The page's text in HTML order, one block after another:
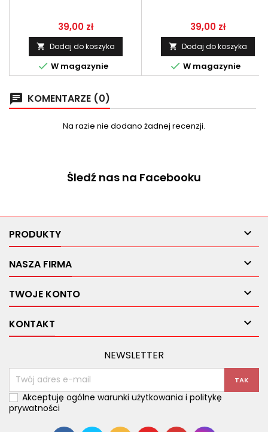
Cena
39,00 zł
 Dodaj do koszyka
 W magazynie
Cena
39,00 zł
 Dodaj do koszyka
 W magazynie
chat KOMENTARZE (0)
Na razie nie dodano żadnej recenzji.
Śledź nas na Facebooku
PRODUKTY 
NASZA FIRMA 
TWOJE KONTO 
KONTAKT 
NEWSLETTER
Akceptuję ogólne warunki użytkowania i politykę
prywatności